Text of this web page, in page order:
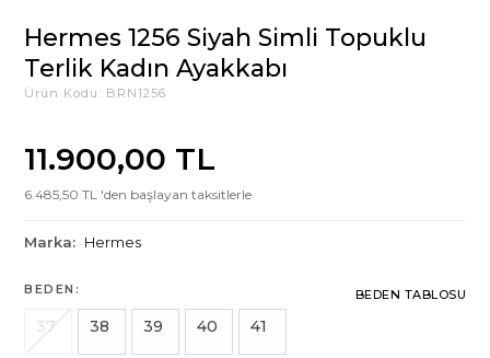
Hermes 1256 Siyah Simli Topuklu
Terlik Kadın Ayakkabı
Ürün Kodu: BRN1256
11.900,00 TL
6.485,50 TL 'den başlayan taksitlerle
Marka: Hermes
BEDEN: BEDEN TABLOSU
37 38 39 40 41